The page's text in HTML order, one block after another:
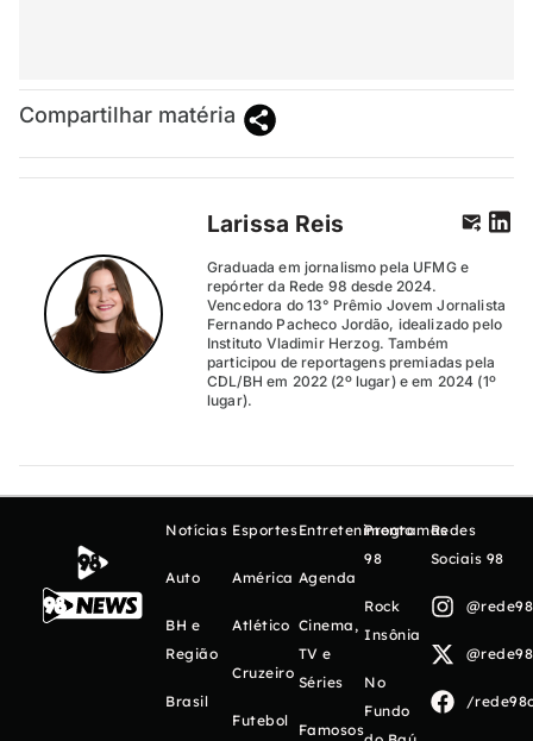
Compartilhar matéria
Larissa Reis
Graduada em jornalismo pela UFMG e
repórter da Rede 98 desde 2024.
Vencedora do 13° Prêmio Jovem Jornalista
Fernando Pacheco Jordão, idealizado pelo
Instituto Vladimir Herzog. Também
participou de reportagens premiadas pela
CDL/BH em 2022 (2º lugar) e em 2024 (1º
lugar).
Notícias
Auto
BH e
Região
Brasil
Esportes
América
Atlético
Cruzeiro
Futebol
Entretenimento
Agenda
Cinema,
TV e
Séries
Famosos
Programas
98
Rock
Insônia
No
Fundo
Redes
Sociais 98
/